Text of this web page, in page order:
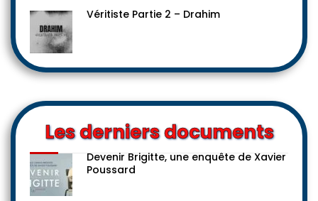
Les derniers documents
Devenir Brigitte, une enquête de Xavier